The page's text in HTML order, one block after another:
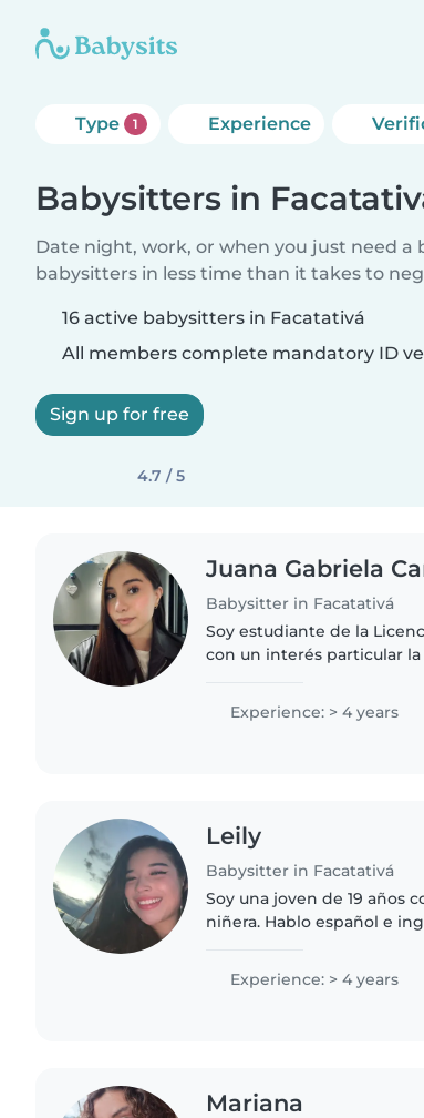
Type 1 Experience
Babysitters in
Date night, work, or when you just need a
babysitters in less time than it takes to
16 active babysitters in Facatativá
All members complete mandatory ID
Sign up for free
4.7 / 5
Juana Gabriela
Babysitter in Facatativá
Soy estudiante de la
con un interés particular
la integración..
Experience: > 4 years
Leily
Babysitter in Facatativá
Soy una joven de 19 años
niñera. Hablo español e
Experience: > 4 years
Mariana